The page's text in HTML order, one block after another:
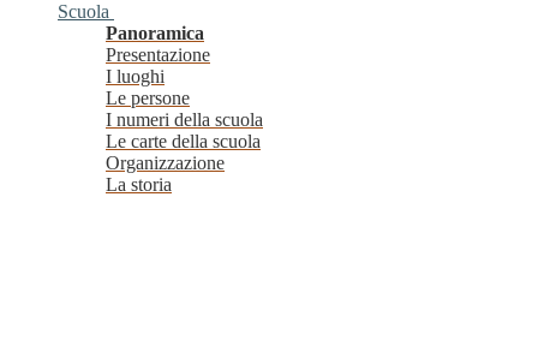
Scuola
Panoramica
Presentazione
I luoghi
Le persone
I numeri della scuola
Le carte della scuola
Organizzazione
La storia